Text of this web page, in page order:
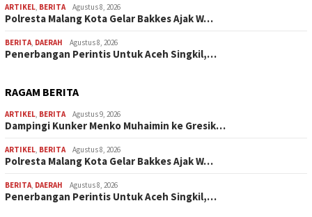
ARTIKEL, BERITA Agustus 8, 2026
Polresta Malang Kota Gelar Bakkes Ajak W…
BERITA, DAERAH Agustus 8, 2026
Penerbangan Perintis Untuk Aceh Singkil,…
RAGAM BERITA
ARTIKEL, BERITA Agustus 9, 2026
Dampingi Kunker Menko Muhaimin ke Gresik…
ARTIKEL, BERITA Agustus 8, 2026
Polresta Malang Kota Gelar Bakkes Ajak W…
BERITA, DAERAH Agustus 8, 2026
Penerbangan Perintis Untuk Aceh Singkil,…